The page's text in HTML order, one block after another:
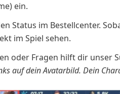
ein.
Status im Bestellcenter.
im Spiel sehen.
oder Fragen hilft dir unser
auf dein Avatarbild. Dein